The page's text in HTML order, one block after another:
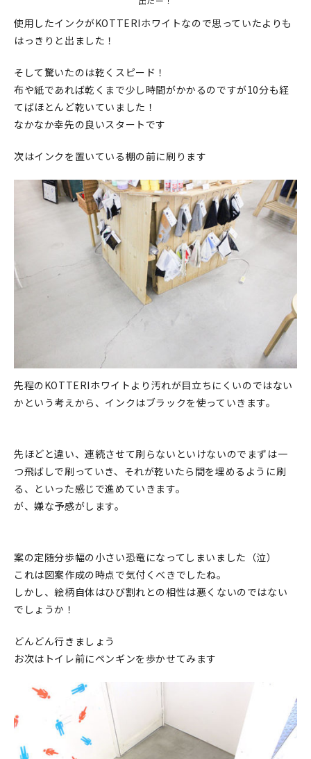
使用したインクがKOTTERIホワイトなので思っていたよりも
はっきりと出ました！
そして驚いたのは乾くスピード！
布や紙であれば乾くまで少し時間がかかるのですが10分も経
てばほとんど乾いていました！
なかなか幸先の良いスタートです
次はインクを置いている棚の前に刷ります
先程のKOTTERIホワイトより汚れが目立ちにくいのではない
かという考えから、インクはブラックを使っていきます。
先ほどと違い、連続させて刷らないといけないのでまずは一
つ飛ばしで刷っていき、それが乾いたら間を埋めるように刷
る、といった感じで進めていきます。
が、嫌な予感がします。
案の定随分歩幅の小さい恐竜になってしまいました（泣）
これは図案作成の時点で気付くべきでしたね。
しかし、絵柄自体はひび割れとの相性は悪くないのではない
でしょうか！
どんどん行きましょう
お次はトイレ前にペンギンを歩かせてみます